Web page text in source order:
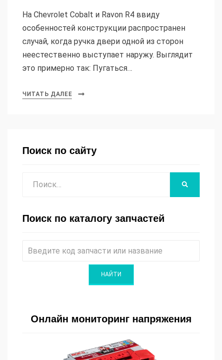
На Chevrolet Cobalt и Ravon R4 ввиду
особенностей конструкции распространен
случай, когда ручка двери одной из сторон
неестественно выступает наружу. Выглядит
это примерно так: Пугаться…
ЧИТАТЬ ДАЛЕЕ
Поиск по сайту
Поиск по каталогу запчастей
Онлайн мониторинг напряжения